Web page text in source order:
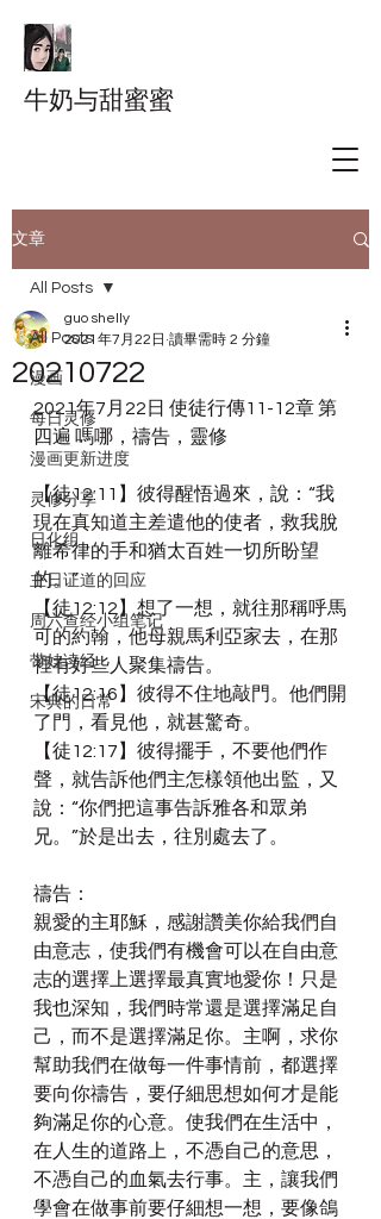
牛奶与甜蜜蜜
文章
All Posts
漫画
每日灵修
漫画更新进度
灵修分享
日化组
主日证道的回应
周六查经小组笔记
带娃读经
宋典的日常
All Posts
20210722
guo shelly
2021年7月22日 讀畢需時 2 分鐘
2021年7月22日 使徒行傳11-12章 第
四遍 嗎哪，禱告，靈修
【徒12:11】彼得醒悟過來，說：“我
現在真知道主差遣他的使者，救我脫
離希律的手和猶太百姓一切所盼望
的。”
【徒12:12】想了一想，就往那稱呼馬
可的約翰，他母親馬利亞家去，在那
裡有好些人聚集禱告。
【徒12:16】彼得不住地敲門。他們開
了門，看見他，就甚驚奇。
【徒12:17】彼得擺手，不要他們作
聲，就告訴他們主怎樣領他出監，又
說：“你們把這事告訴雅各和眾弟
兄。”於是出去，往別處去了。
禱告：
親愛的主耶穌，感謝讚美你給我們自
由意志，使我們有機會可以在自由意
志的選擇上選擇最真實地愛你！只是
我也深知，我們時常還是選擇滿足自
己，而不是選擇滿足你。主啊，求你
幫助我們在做每一件事情前，都選擇
要向你禱告，要仔細思想如何才是能
夠滿足你的心意。使我們在生活中，
在人生的道路上，不憑自己的意思，
不憑自己的血氣去行事。主，讓我們
學會在做事前要仔細想一想，要像鴿